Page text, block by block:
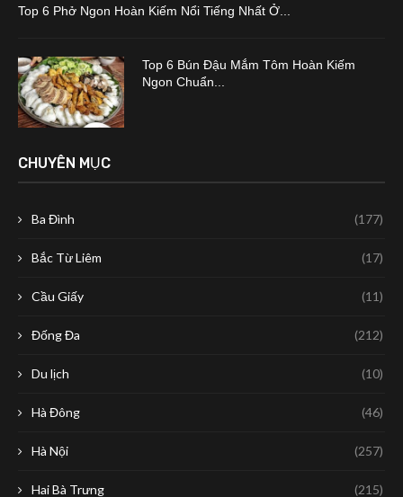
Top 6 Phở Ngon Hoàn Kiếm Nổi Tiếng Nhất Ở...
Top 6 Bún Đậu Mắm Tôm Hoàn Kiếm
Ngon Chuẩn...
CHUYÊN MỤC
Ba Đình (177)
Bắc Từ Liêm (17)
Cầu Giấy (11)
Đống Đa (212)
Du lịch (10)
Hà Đông (46)
Hà Nội (257)
Hai Bà Trưng (215)